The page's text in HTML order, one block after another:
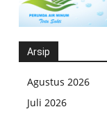
Arsip
Agustus 2026
Juli 2026